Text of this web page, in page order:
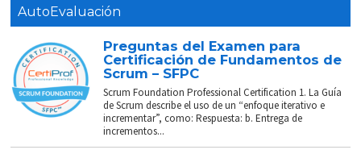
AutoEvaluación
Preguntas del Examen para
Certificación de Fundamentos de
Scrum – SFPC
Scrum Foundation Professional Certification 1. La Guía
de Scrum describe el uso de un “enfoque iterativo e
incrementar”, como: Respuesta: b. Entrega de
incrementos...